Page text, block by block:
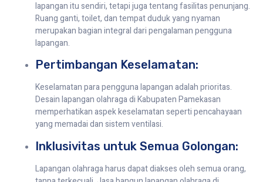
lapangan itu sendiri, tetapi juga tentang fasilitas penunjang.
Ruang ganti, toilet, dan tempat duduk yang nyaman
merupakan bagian integral dari pengalaman pengguna
lapangan.
Pertimbangan Keselamatan:
Keselamatan para pengguna lapangan adalah prioritas.
Desain lapangan olahraga di Kabupaten Pamekasan
memperhatikan aspek keselamatan seperti pencahayaan
yang memadai dan sistem ventilasi.
Inklusivitas untuk Semua Golongan:
Lapangan olahraga harus dapat diakses oleh semua orang,